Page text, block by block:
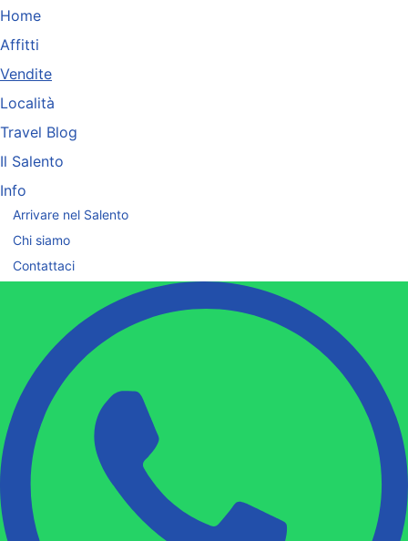
Home
Affitti
Vendite
Località
Travel Blog
Il Salento
Info
Arrivare nel Salento
Chi siamo
Contattaci